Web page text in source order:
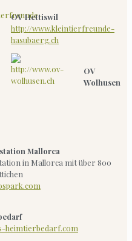
OV Hettiswil
http://www.kleintierfreunde-
hasubaerg.ch
OV
Wolhusen
Mallorca
in Mallorca mit über 800
heimtierbedarf.com